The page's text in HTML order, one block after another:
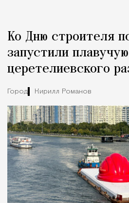
Город
Ко Дню строителя
запустили
церетелиевского
Город Кирилл Романов